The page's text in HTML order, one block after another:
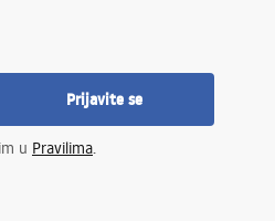
Prijavite se
u Pravilima.